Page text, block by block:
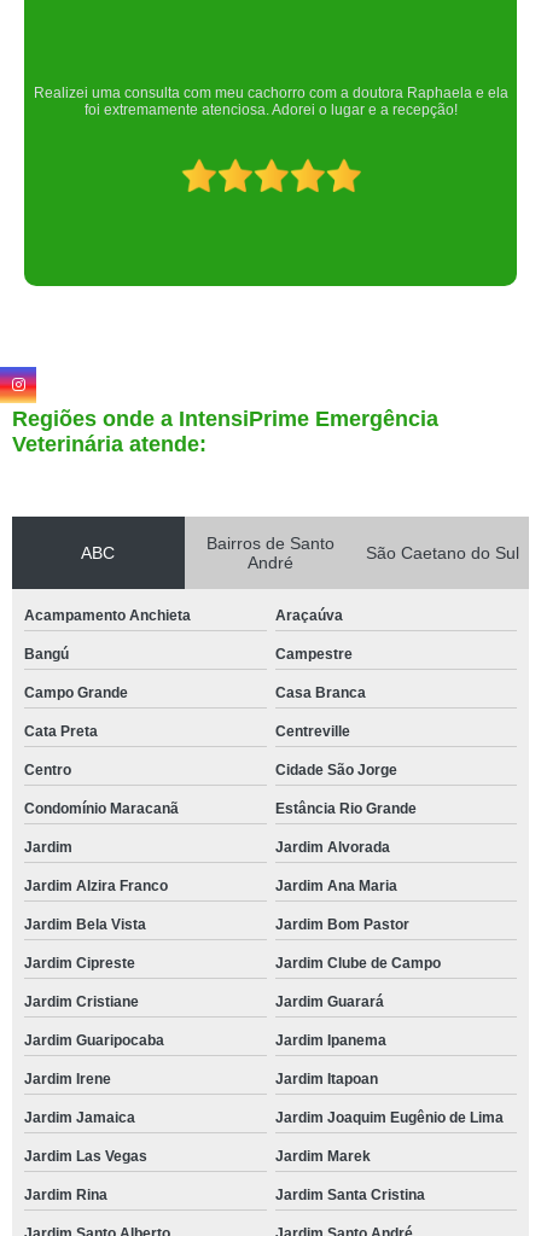
Um lugar maravilhoso. Sempre serei grata pelo que fizeram por nós!
Regiões onde a IntensiPrime Emergência
Veterinária atende:
ABC
Bairros de Santo
André
São Caetano do Sul
Acampamento Anchieta Araçaúva
Bangú Campestre
Campo Grande Casa Branca
Cata Preta Centreville
Centro Cidade São Jorge
Condomínio Maracanã Estância Rio Grande
Jardim Jardim Alvorada
Jardim Alzira Franco Jardim Ana Maria
Jardim Bela Vista Jardim Bom Pastor
Jardim Cipreste Jardim Clube de Campo
Jardim Cristiane Jardim Guarará
Jardim Guaripocaba Jardim Ipanema
Jardim Irene Jardim Itapoan
Jardim Jamaica Jardim Joaquim Eugênio de Lima
Jardim Las Vegas Jardim Marek
Jardim Rina Jardim Santa Cristina